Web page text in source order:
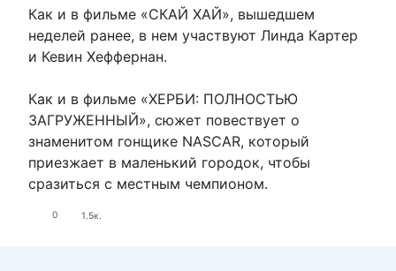
Как и в фильме «СКАЙ ХАЙ», вышедшем
неделей ранее, в нем участвуют Линда Картер
и Кевин Хеффернан.
Как и в фильме «ХЕРБИ: ПОЛНОСТЬЮ
ЗАГРУЖЕННЫЙ», сюжет повествует о
знаменитом гонщике NASCAR, который
приезжает в маленький городок, чтобы
сразиться с местным чемпионом.
0 1.5к.